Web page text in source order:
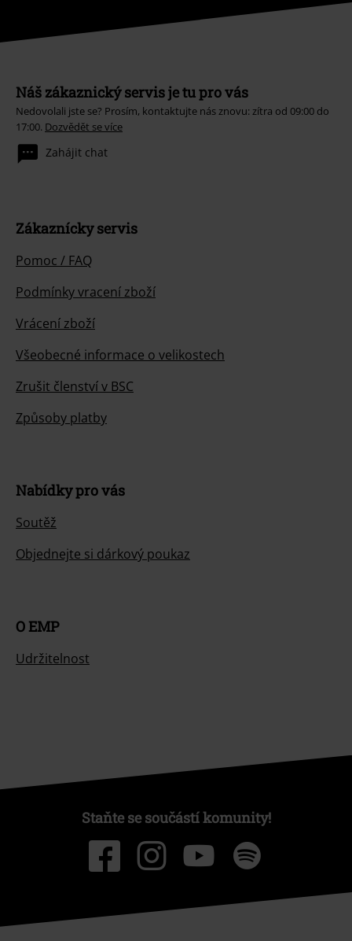
Náš zákaznický servis je tu pro vás
Nedovolali jste se? Prosím, kontaktujte nás znovu: zítra od 09:00 do
17:00. Dozvědět se více
Zahájit chat
Zákaznícky servis
Pomoc / FAQ
Podmínky vracení zboží
Vrácení zboží
Všeobecné informace o velikostech
Zrušit členství v BSC
Způsoby platby
Nabídky pro vás
Soutěž
Objednejte si dárkový poukaz
O EMP
Udržitelnost
Staňte se součástí komunity!